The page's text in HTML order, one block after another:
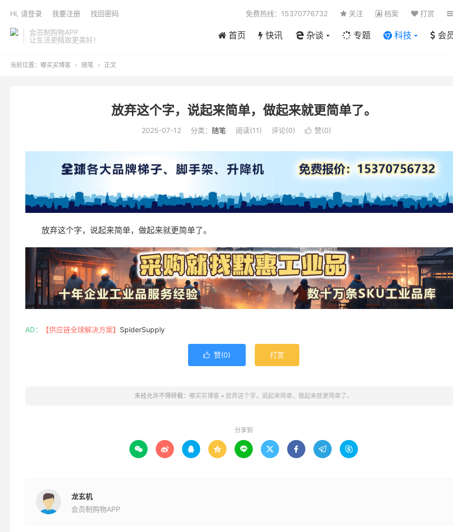
会员制购物APP
让生活更精致更美好！
首页 快讯 杂谈 专题 科技 会
免费热线：15370776732 关注 档案 打赏
Hi, 请登录 我要注册 找回密码
当前位置： 嘟买买博客  随笔  正文
放弃这个字，说起来简单，做起来就更简单了。
2025-07-12 分类： 随笔 阅读(11) 评论(0)  赞(0)
放弃这个字，说起来简单，做起来就更简单了。
AD： 【供应链全球解决方案】 SpiderSupply
 赞(0) 打赏
未经允许不得转载： 嘟买买博客 » 放弃这个字，说起来简单，做起来就更简单了。
分享到
        
龙玄机
会员制购物APP